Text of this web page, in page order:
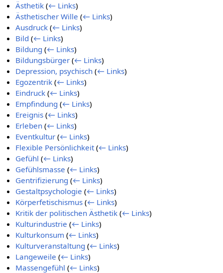
Ästhetik (← Links)
Ästhetischer Wille (← Links)
Ausdruck (← Links)
Bild (← Links)
Bildung (← Links)
Bildungsbürger (← Links)
Depression, psychisch (← Links)
Egozentrik (← Links)
Eindruck (← Links)
Empfindung (← Links)
Ereignis (← Links)
Erleben (← Links)
Eventkultur (← Links)
Flexible Persönlichkeit (← Links)
Gefühl (← Links)
Gefühlsmasse (← Links)
Gentrifizierung (← Links)
Gestaltpsychologie (← Links)
Körperfetischismus (← Links)
Kritik der politischen Ästhetik (← Links)
Kulturindustrie (← Links)
Kulturkonsum (← Links)
Kulturveranstaltung (← Links)
Langeweile (← Links)
Massengefühl (← Links)